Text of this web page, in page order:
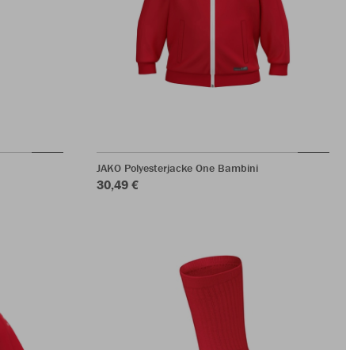
JAKO Polyesterjacke One Bambini
30,49 €